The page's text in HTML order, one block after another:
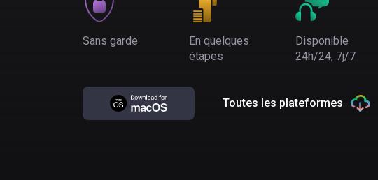
Sans garde
En quelques
étapes
Disponible
24h/24, 7j/7
Toutes les plateformes